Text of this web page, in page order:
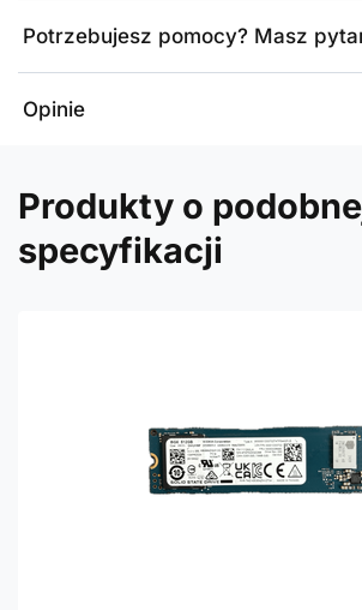
Potrzebujesz pomocy? Masz
Opinie
Produkty o
specyfikacji